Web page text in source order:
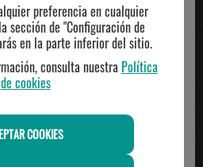
ADIDAS
camiseta mujer manga corta
preferencia en cualquier
sección de "Configuración de
en la parte inferior del sitio.
consulta nuestra Política
de cookies
COOKIES